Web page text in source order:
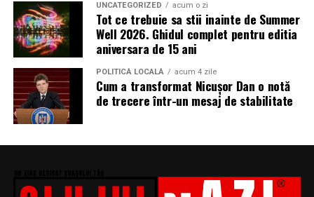
UNCATEGORIZED acum o zi
Tot ce trebuie sa stii inainte de Summer
Well 2026. Ghidul complet pentru editia
aniversara de 15 ani
POLITICĂ LOCALĂ acum 4 zile
Cum a transformat Nicușor Dan o notă
de trecere într-un mesaj de stabilitate